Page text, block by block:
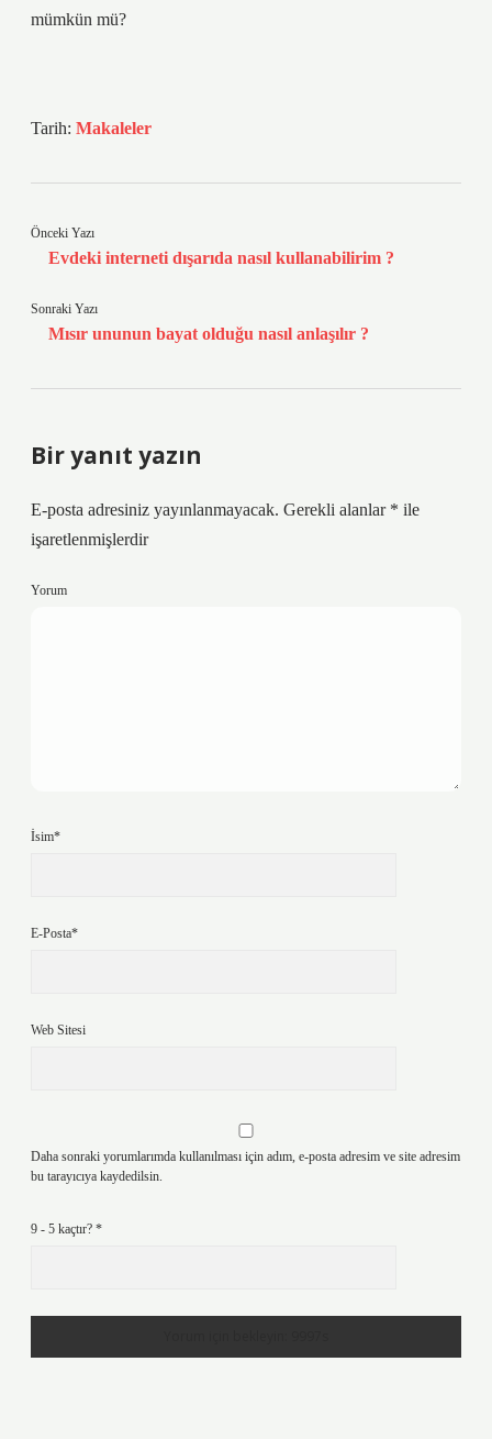
mümkün mü?
Tarih: Makaleler
Önceki Yazı
Evdeki interneti dışarıda nasıl kullanabilirim ?
Sonraki Yazı
Mısır ununun bayat olduğu nasıl anlaşılır ?
Bir yanıt yazın
E-posta adresiniz yayınlanmayacak. Gerekli alanlar * ile
işaretlenmişlerdir
Yorum
İsim*
E-Posta*
Web Sitesi
Daha sonraki yorumlarımda kullanılması için adım, e-posta adresim ve site adresim
bu tarayıcıya kaydedilsin.
9 - 5 kaçtır? *